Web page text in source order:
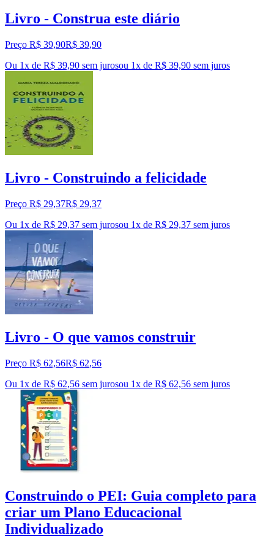
Livro - Construa este diário
Preço R$ 39,90R$ 39,90
Ou 1x de R$ 39,90 sem jurosou 1x de R$ 39,90 sem juros
Livro - Construindo a felicidade
Preço R$ 29,37R$ 29,37
Ou 1x de R$ 29,37 sem jurosou 1x de R$ 29,37 sem juros
Livro - O que vamos construir
Preço R$ 62,56R$ 62,56
Ou 1x de R$ 62,56 sem jurosou 1x de R$ 62,56 sem juros
Construindo o PEI: Guia completo para
criar um Plano Educacional
Individualizado